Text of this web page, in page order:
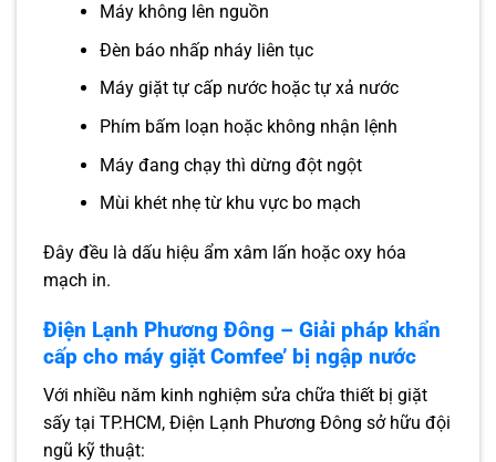
Máy không lên nguồn
Đèn báo nhấp nháy liên tục
Máy giặt tự cấp nước hoặc tự xả nước
Phím bấm loạn hoặc không nhận lệnh
Máy đang chạy thì dừng đột ngột
Mùi khét nhẹ từ khu vực bo mạch
Đây đều là dấu hiệu ẩm xâm lấn hoặc oxy hóa
mạch in.
Điện Lạnh Phương Đông – Giải pháp khẩn
cấp cho máy giặt Comfee’ bị ngập nước
Với nhiều năm kinh nghiệm sửa chữa thiết bị giặt
sấy tại TP.HCM, Điện Lạnh Phương Đông sở hữu đội
ngũ kỹ thuật: